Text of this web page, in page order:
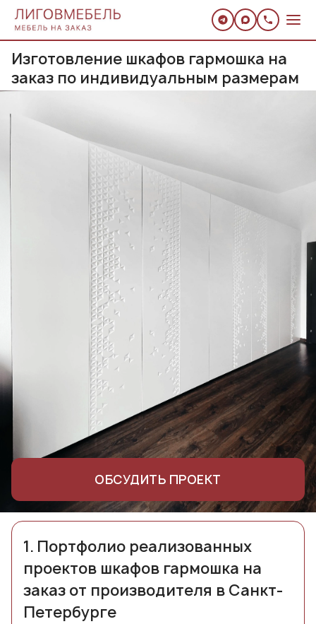
Изготовление шкафов гармошка на
заказ по индивидуальным размерам
ОБСУДИТЬ ПРОЕКТ
1. Портфолио реализованных
проектов шкафов гармошка на
заказ от производителя в Санкт-
Петербурге